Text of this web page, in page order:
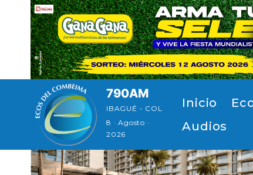
Pasar al contenido principal
790AM
IBAGUÉ - COL
8 · Agosto ·
2026
Inicio
Audios